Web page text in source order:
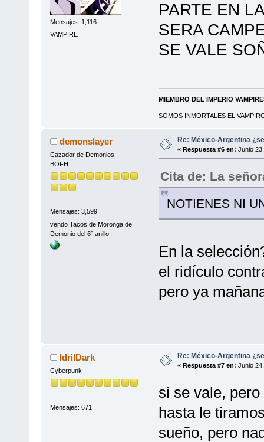
Mensajes: 1,116
VAMPIRE
PARTE EN
SERA
SE VALE
MIEMBRO DEL IMPERIO
SOMOS INMORTALES EL
demonslayer
Cazador de Demonios
BOFH
Mensajes: 3,599
vendo Tacos de Moronga de
Demonio del 6º anillo
Re: México-Argentina
« Respuesta #6 en: Junio
Cita de: La
NOTIENES NI
En la
el ridículo
pero ya
IdrilDark
Cyberpunk
Mensajes: 671
Re: México-Argentina
« Respuesta #7 en: Junio
si se vale,
hasta le
sueño, pero